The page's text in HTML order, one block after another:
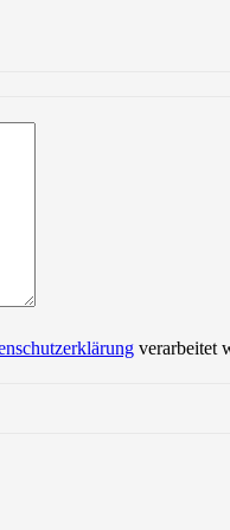
verarbeitet